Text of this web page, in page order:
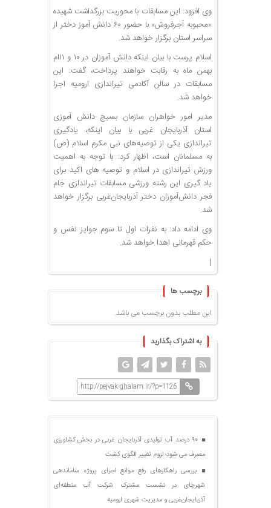
وی افزود: این مسابقات با محوریت بزرگداشت شهیده
«محبوبه آجرفروش» با حضور ۶۰ دانش آموز دختر از
سراسر استان برگزار خواهد شد.
اسلام پرست با بیان اینکه دانش آموزان در ۱۰ و ۱۱ام
بهمن ماه به رقابت خواهند پرداخت، گفت: این
مسابقات در سالن آکادمی تیراندازی ارومیه اجرا
خواهد شد.
مدیر امور خواهران سازمان بسیج دانش آموزی
استان آذربایجان غربی با بیان اینکه، یادگیری
تیراندازی یکی از توصیه‌های نبی مکرم اسلام (ص)
به مسلمانان است، اظهار کرد: با توجه به اهمیت
ورزش تیراندازی در اسلام و توصیه های اکید برای
یاد گیری این رشته ورزشی مسابقات تیراندازی جام
فجر دانش‌آموزان دختر آذربایجان‌غربی برگزار خواهد
شد.
وی ادامه داد: به نفرات اول تا سوم جوایز نفس و
حکم قهرمانی اهدا خواهد شد.
|
برچسب ها
این مطلب بدون برچسب می باشد.
به اشتراک بگذارید
http://pejvak-ghalam.ir/?p=1126
۹۰ درصد آب تولیدی آذربایجان غربی در بخش کشاورزی
مصرف می شود؛ لزوم تغییر الگوی کشت
بررسی راهکارهای رفع موانع اجرای پروژه ساماندهی
شهرچای در نشست مشترک شرکت آب منطقه‌ای
آذربایجان‌غربی و مدیریت شهری ارومیه